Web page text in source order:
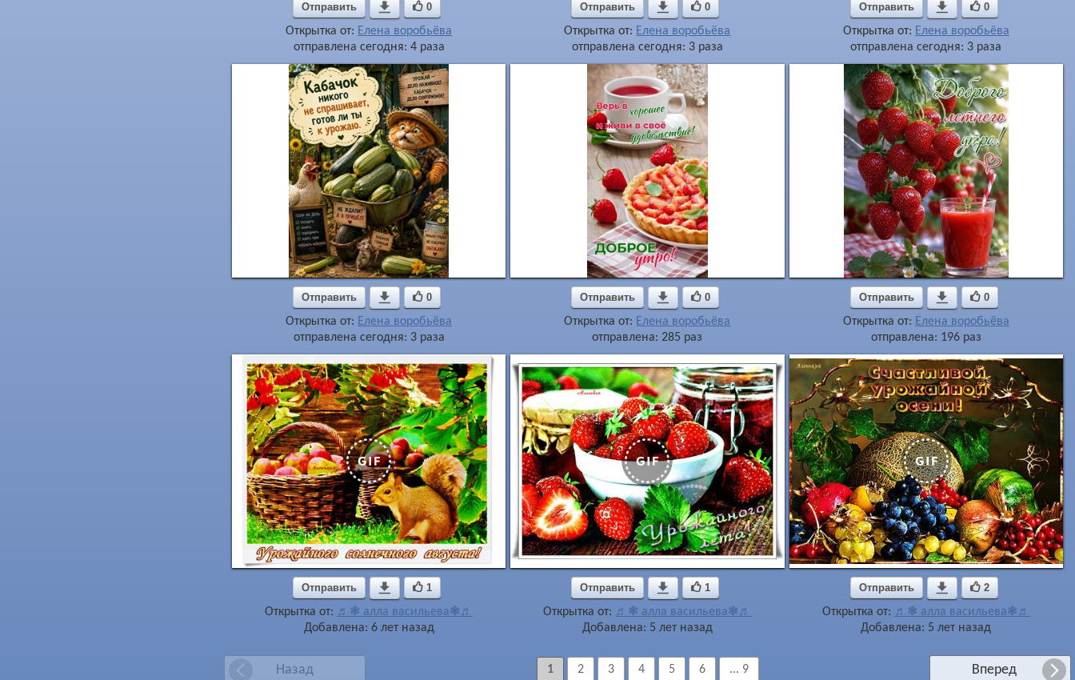
Отправить  0
Открытка от: Елена воробьёва
отправлена сегодня: 4 раза
Отправить  0
Открытка от: Елена воробьёва
отправлена сегодня: 3 раза
Отправить  0
Открытка от: Елена воробьёва
отправлена сегодня: 3 раза
Отправить  0
Открытка от: Елена воробьёва
отправлена сегодня: 3 раза
Отправить  0
Открытка от: Елена воробьёва
отправлена: 285 раз
Отправить  0
Открытка от: Елена воробьёва
отправлена: 196 раз
Отправить  1
Открытка от: ♬❃ алла васильева❃♬
Добавлена: 6 лет назад
Отправить  1
Открытка от: ♬❃ алла васильева❃♬
Добавлена: 5 лет назад
Отправить  2
Открытка от: ♬❃ алла васильева❃♬
Добавлена: 5 лет назад
Назад Вперед
1 2 3 4 5 6 ... 9